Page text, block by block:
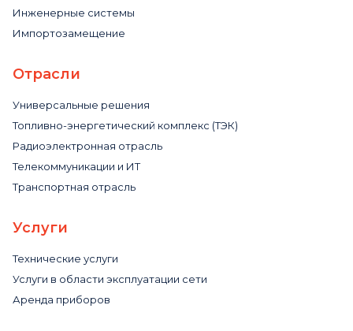
Инженерные системы
Импортозамещение
Отрасли
Универсальные решения
Топливно-энергетический комплекс (ТЭК)
Радиоэлектронная отрасль
Телекоммуникации и ИТ
Транспортная отрасль
Услуги
Технические услуги
Услуги в области эксплуатации сети
Аренда приборов